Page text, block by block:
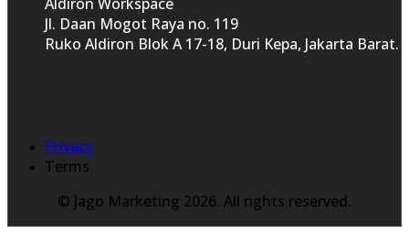
Jl. Daan Mogot Raya no. 119
Ruko Aldiron Blok A 17-18, Duri Kepa, Jakarta Barat.
Privacy
Terms
© Jago Marketing 2026. All rights reserved.